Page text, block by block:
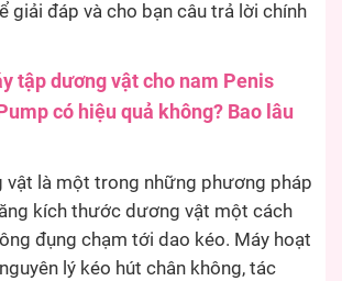
giải đáp và cho bạn câu trả lời chính
tập dương vật cho nam Penis
có hiệu quả không? Bao lâu
vật là một trong những phương pháp
kích thước dương vật một cách
đụng chạm tới dao kéo. Máy hoạt
lý kéo hút chân không, tác